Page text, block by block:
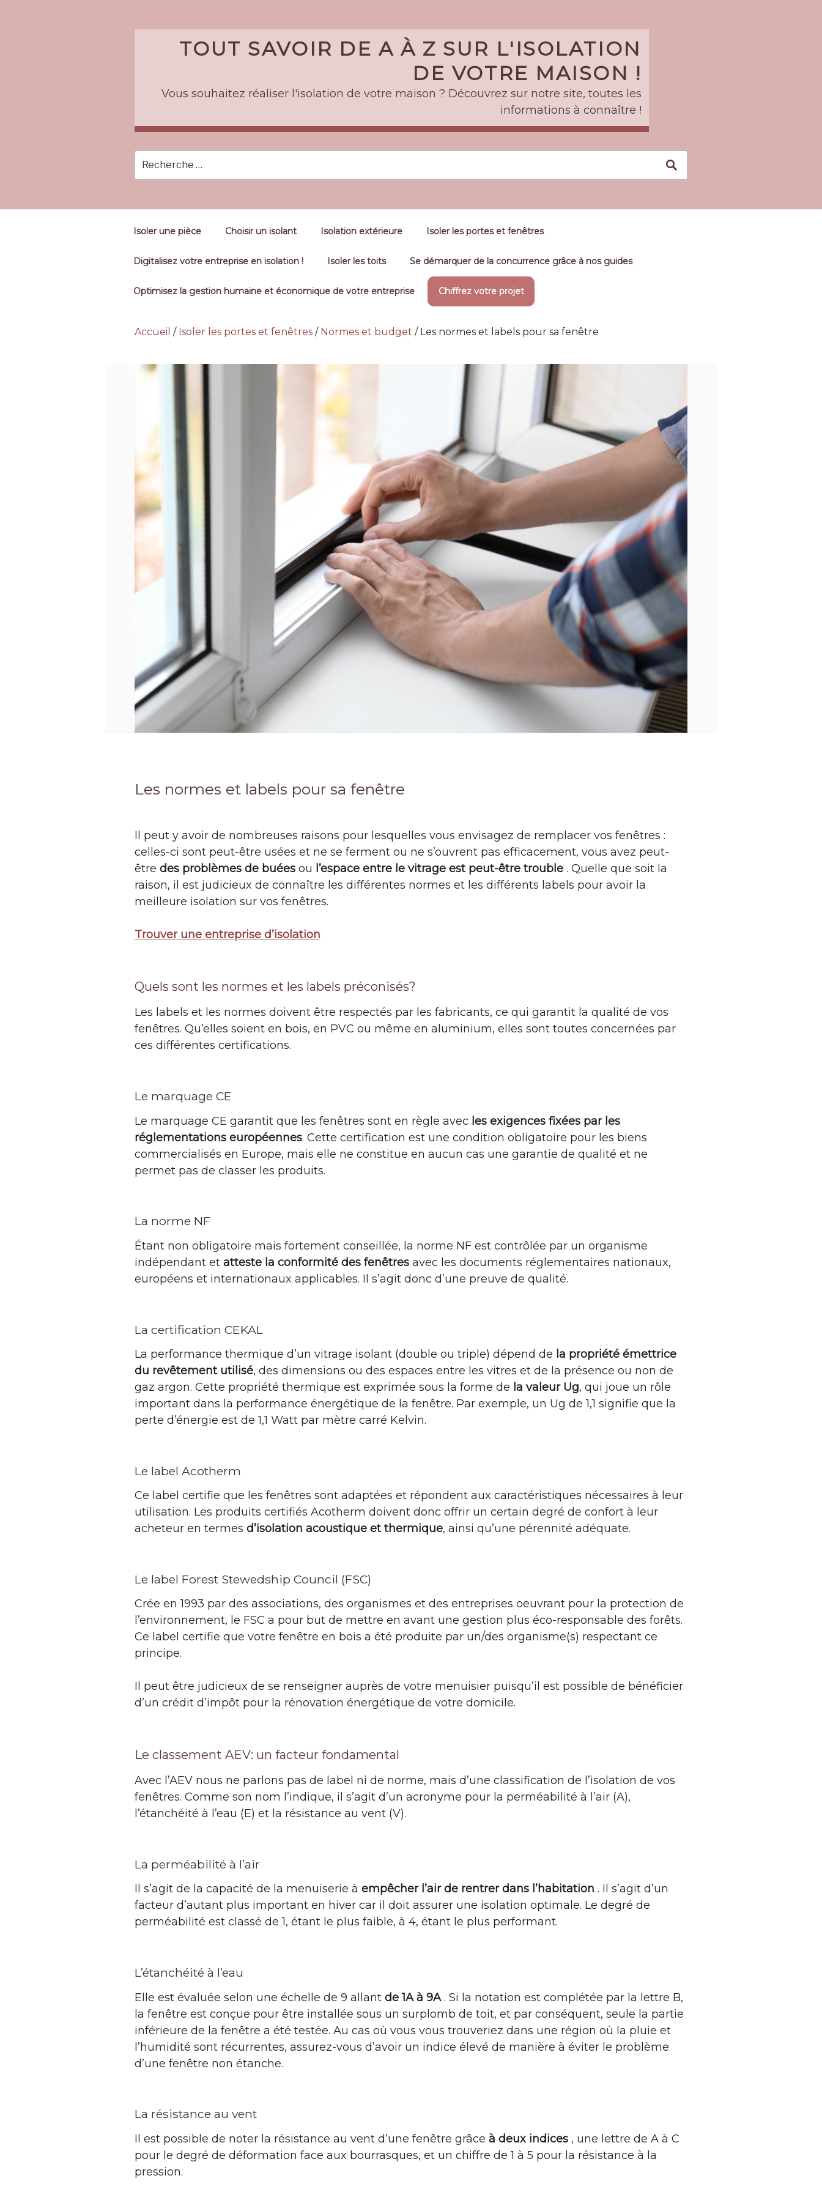
TOUT SAVOIR DE A À Z SUR L'ISOLATION
DE VOTRE MAISON !
Vous souhaitez réaliser l'isolation de votre maison ? Découvrez sur notre site, toutes les
informations à connaître !
Isoler une pièce Choisir un isolant Isolation extérieure Isoler les portes et fenêtres
Digitalisez votre entreprise en isolation ! Isoler les toits Se démarquer de la concurrence grâce à nos guides
Optimisez la gestion humaine et économique de votre entreprise Chiffrez votre projet
Accueil / Isoler les portes et fenêtres / Normes et budget / Les normes et labels pour sa fenêtre
Les normes et labels pour sa fenêtre
Il peut y avoir de nombreuses raisons pour lesquelles vous envisagez de remplacer vos fenêtres :
celles-ci sont peut-être usées et ne se ferment ou ne s’ouvrent pas efficacement, vous avez peut-
être des problèmes de buées ou l’espace entre le vitrage est peut-être trouble . Quelle que soit la
raison, il est judicieux de connaître les différentes normes et les différents labels pour avoir la
meilleure isolation sur vos fenêtres.
Trouver une entreprise d’isolation
Quels sont les normes et les labels préconisés?
Les labels et les normes doivent être respectés par les fabricants, ce qui garantit la qualité de vos
fenêtres. Qu’elles soient en bois, en PVC ou même en aluminium, elles sont toutes concernées par
ces différentes certifications.
Le marquage CE
Le marquage CE garantit que les fenêtres sont en règle avec les exigences fixées par les
réglementations européennes. Cette certification est une condition obligatoire pour les biens
commercialisés en Europe, mais elle ne constitue en aucun cas une garantie de qualité et ne
permet pas de classer les produits.
La norme NF
Étant non obligatoire mais fortement conseillée, la norme NF est contrôlée par un organisme
indépendant et atteste la conformité des fenêtres avec les documents réglementaires nationaux,
européens et internationaux applicables. Il s’agit donc d’une preuve de qualité.
La certification CEKAL
La performance thermique d’un vitrage isolant (double ou triple) dépend de la propriété émettrice
du revêtement utilisé, des dimensions ou des espaces entre les vitres et de la présence ou non de
gaz argon. Cette propriété thermique est exprimée sous la forme de la valeur Ug, qui joue un rôle
important dans la performance énergétique de la fenêtre. Par exemple, un Ug de 1,1 signifie que la
perte d’énergie est de 1,1 Watt par mètre carré Kelvin.
Le label Acotherm
Ce label certifie que les fenêtres sont adaptées et répondent aux caractéristiques nécessaires à leur
utilisation. Les produits certifiés Acotherm doivent donc offrir un certain degré de confort à leur
acheteur en termes d’isolation acoustique et thermique, ainsi qu’une pérennité adéquate.
Le label Forest Stewedship Council (FSC)
Crée en 1993 par des associations, des organismes et des entreprises oeuvrant pour la protection de
l’environnement, le FSC a pour but de mettre en avant une gestion plus éco-responsable des forêts.
Ce label certifie que votre fenêtre en bois a été produite par un/des organisme(s) respectant ce
principe.
Il peut être judicieux de se renseigner auprès de votre menuisier puisqu’il est possible de bénéficier
d’un crédit d’impôt pour la rénovation énergétique de votre domicile.
Le classement AEV: un facteur fondamental
Avec l’AEV nous ne parlons pas de label ni de norme, mais d’une classification de l’isolation de vos
fenêtres. Comme son nom l’indique, il s’agit d’un acronyme pour la perméabilité à l’air (A),
l’étanchéité à l’eau (E) et la résistance au vent (V).
La perméabilité à l’air
Il s’agit de la capacité de la menuiserie à empêcher l’air de rentrer dans l’habitation . Il s’agit d’un
facteur d’autant plus important en hiver car il doit assurer une isolation optimale. Le degré de
perméabilité est classé de 1, étant le plus faible, à 4, étant le plus performant.
L’étanchéité à l’eau
Elle est évaluée selon une échelle de 9 allant de 1A à 9A. Si la notation est complétée par la lettre B,
la fenêtre est conçue pour être installée sous un surplomb de toit, et par conséquent, seule la partie
inférieure de la fenêtre a été testée. Au cas où vous vous trouveriez dans une région où la pluie et
l’humidité sont récurrentes, assurez-vous d’avoir un indice élevé de manière à éviter le problème
d’une fenêtre non étanche.
La résistance au vent
Il est possible de noter la résistance au vent d’une fenêtre grâce à deux indices , une lettre de A à C
pour le degré de déformation face aux bourrasques, et un chiffre de 1 à 5 pour la résistance à la
pression.